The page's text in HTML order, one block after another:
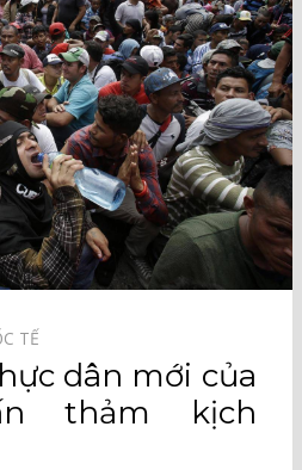
TẾ⠀
dân mới của
thảm kịch